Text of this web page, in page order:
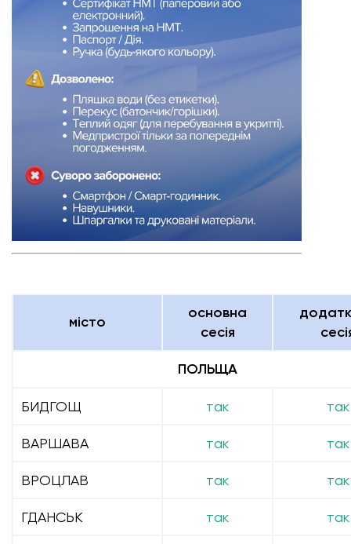
місто
основна
сесія
ПОЛЬЩА
БИДГОЩ так так
ВАРШАВА так так
ВРОЦЛАВ так так
ГДАНСЬК так так